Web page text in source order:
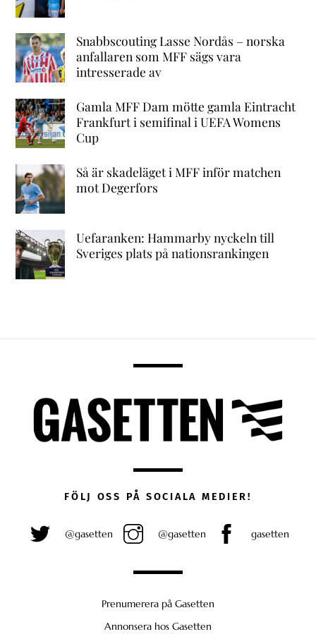
Snabbscouting Lasse Nordås – norska
anfallaren som MFF sägs vara
intresserade av
Gamla MFF Dam mötte gamla Eintracht
Frankfurt i semifinal i UEFA Womens
Cup
Så är skadeläget i MFF inför matchen
mot Degerfors
Uefaranken: Hammarby nyckeln till
Sveriges plats på nationsrankingen
FÖLJ OSS PÅ SOCIALA MEDIER!
@gasetten @gasetten gasetten
Prenumerera på Gasetten
Annonsera hos Gasetten